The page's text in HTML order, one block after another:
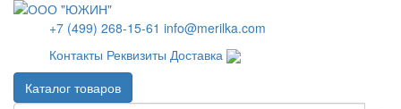
+7 (499) 268-15-61 info@merilka.com
Контакты Реквизиты Доставка
Каталог товаров